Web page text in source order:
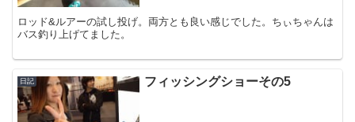
ロッド&ルアーの試し投げ。両方とも良い感じでした。ちぃちゃんは
バス釣り上げてました。
日記 フィッシングショーその5